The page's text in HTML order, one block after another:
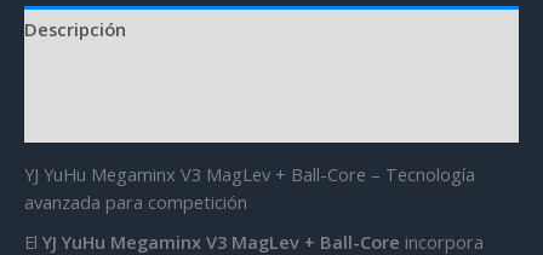
Descripción
YJ YuHu Megaminx V3 MagLev + Ball-Core – Tecnología
avanzada para competición
El YJ YuHu Megaminx V3 MagLev + Ball-Core incorpora